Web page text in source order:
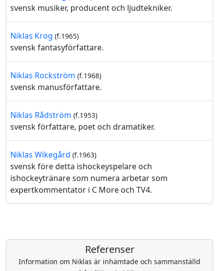
svensk musiker, producent och ljudtekniker.
Niklas Krog (f.1965)
svensk fantasyförfattare.
Niklas Rockström (f.1968)
svensk manusförfattare.
Niklas Rådström (f.1953)
svensk författare, poet och dramatiker.
Niklas Wikegård (f.1963)
svensk före detta ishockeyspelare och
ishockeytränare som numera arbetar som
expertkommentator i C More och TV4.
Referenser
Information om Niklas är inhämtade och sammanställd